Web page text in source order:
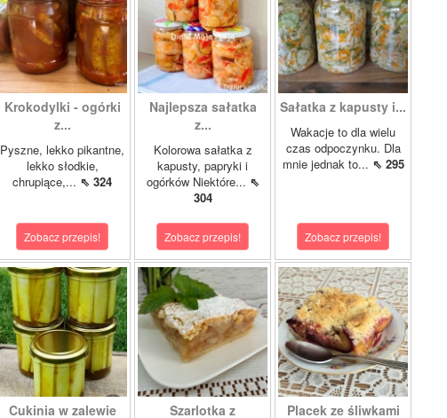
Krokodylki - ogórki
z...
Pyszne, lekko pikantne,
lekko słodkie,
chrupiące,... ⇖ 324
Zobacz przepis!
Najlepsza sałatka
z...
Kolorowa sałatka z
kapusty, papryki i
ogórków Niektóre... ⇖
304
Zobacz przepis!
Sałatka z kapusty i...
Wakacje to dla wielu
czas odpoczynku. Dla
mnie jednak to... ⇖ 295
Zobacz przepis!
Cukinia w zalewie Szarlotka z Placek ze śliwkami